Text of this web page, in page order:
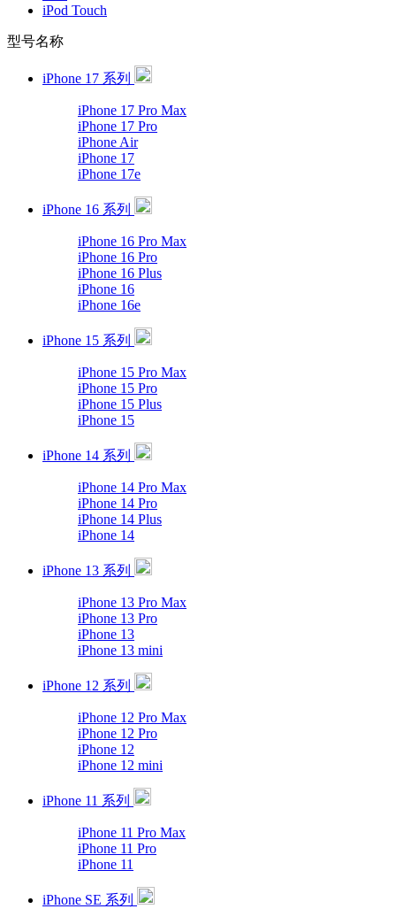
iPod Touch
型号名称
iPhone 17 系列
iPhone 17 Pro Max
iPhone 17 Pro
iPhone Air
iPhone 17
iPhone 17e
iPhone 16 系列
iPhone 16 Pro Max
iPhone 16 Pro
iPhone 16 Plus
iPhone 16
iPhone 16e
iPhone 15 系列
iPhone 15 Pro Max
iPhone 15 Pro
iPhone 15 Plus
iPhone 15
iPhone 14 系列
iPhone 14 Pro Max
iPhone 14 Pro
iPhone 14 Plus
iPhone 14
iPhone 13 系列
iPhone 13 Pro Max
iPhone 13 Pro
iPhone 13
iPhone 13 mini
iPhone 12 系列
iPhone 12 Pro Max
iPhone 12 Pro
iPhone 12
iPhone 12 mini
iPhone 11 系列
iPhone 11 Pro Max
iPhone 11 Pro
iPhone 11
iPhone SE 系列